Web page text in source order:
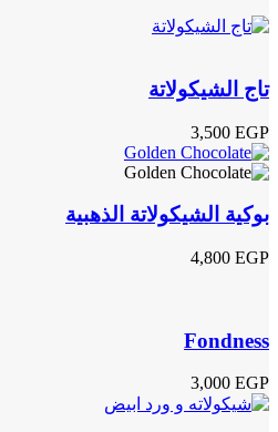
تاج الشيكولاتة
3,500 EGP
بوكية الشيكولاتة الذهبية
4,800 EGP
Fondness
3,000 EGP